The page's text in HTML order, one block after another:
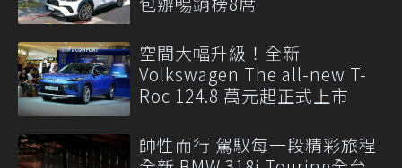
空間大幅升級！全新
Volkswagen The all-new T-
Roc 124.8 萬元起正式上市
帥性而行 駕馭每一段精彩旅程